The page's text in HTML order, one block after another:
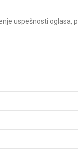
uspešnosti